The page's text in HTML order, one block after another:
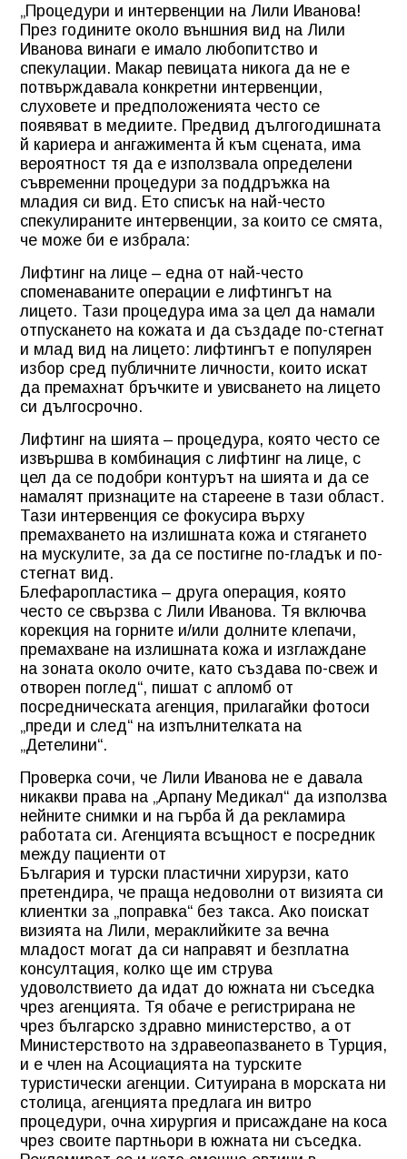
„Процедури и интервенции на Лили Иванова!
През годините около външния вид на Лили
Иванова винаги е имало любопитство и
спекулации. Макар певицата никога да не е
потвърждавала конкретни интервенции,
слуховете и предположенията често се
появяват в медиите. Предвид дългогодишната
й кариера и ангажимента й към сцената, има
вероятност тя да е използвала определени
съвременни процедури за поддръжка на
младия си вид. Ето списък на най-често
спекулираните интервенции, за които се смята,
че може би е избрала:
Лифтинг на лице – една от най-често
споменаваните операции е лифтингът на
лицето. Тази процедура има за цел да намали
отпускането на кожата и да създаде по-стегнат
и млад вид на лицето: лифтингът е популярен
избор сред публичните личности, които искат
да премахнат бръчките и увисването на лицето
си дългосрочно.
Лифтинг на шията – процедура, която често се
извършва в комбинация с лифтинг на лице, с
цел да се подобри контурът на шията и да се
намалят признаците на стареене в тази област.
Тази интервенция се фокусира върху
премахването на излишната кожа и стягането
на мускулите, за да се постигне по-гладък и по-
стегнат вид.
Блефаропластика – друга операция, която
често се свързва с Лили Иванова. Тя включва
корекция на горните и/или долните клепачи,
премахване на излишната кожа и изглаждане
на зоната около очите, като създава по-свеж и
отворен поглед“, пишат с апломб от
посредническата агенция, прилагайки фотоси
„преди и след“ на изпълнителката на
„Детелини“.
Проверка сочи, че Лили Иванова не е давала
никакви права на „Арпану Медикал“ да използва
нейните снимки и на гърба й да рекламира
работата си. Агенцията всъщност е посредник
между пациенти от
България и турски пластични хирурзи, като
претендира, че праща недоволни от визията си
клиентки за „поправка“ без такса. Ако поискат
визията на Лили, мераклийките за вечна
младост могат да си направят и безплатна
консултация, колко ще им струва
удоволствието да идат до южната ни съседка
чрез агенцията. Тя обаче е регистрирана не
чрез българско здравно министерство, а от
Министерството на здравеопазването в Турция,
и е член на Асоциацията на турските
туристически агенции. Ситуирана в морската ни
столица, агенцията предлага ин витро
процедури, очна хирургия и присаждане на коса
чрез своите партньори в южната ни съседка.